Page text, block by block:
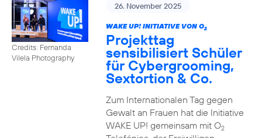
Credits: Fernanda
Vilela Photography
26. November 2025
WAKE UP! INITIATIVE VON O2
Projekttag
sensibilisiert Schüler
für Cybergrooming,
Sextortion & Co.
Zum Internationalen Tag gegen
Gewalt an Frauen hat die Initiative
WAKE UP! gemeinsam mit O2